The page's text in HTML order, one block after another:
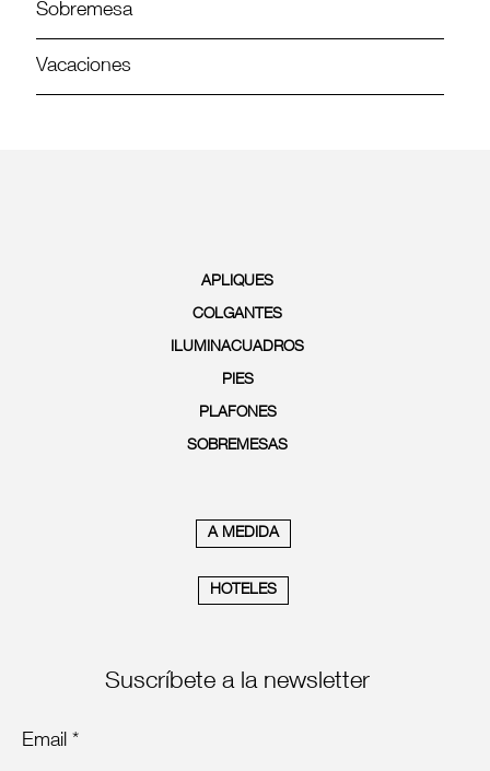
Sobremesa
Vacaciones
APLIQUES
COLGANTES
ILUMINACUADROS
PIES
PLAFONES
SOBREMESAS
A MEDIDA
HOTELES
Suscríbete a la newsletter
Email *